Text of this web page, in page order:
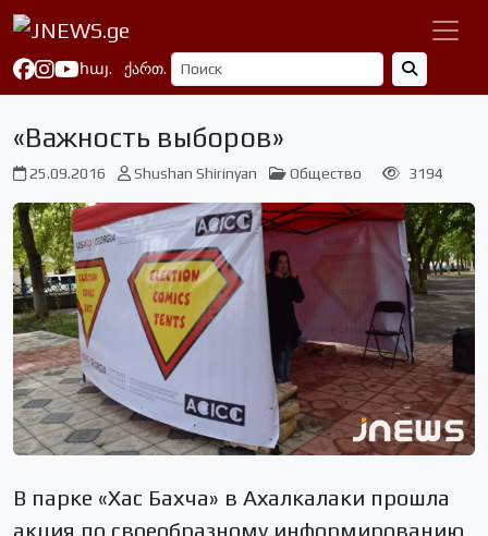
հայ. ქართ.
«Важность выборов»
25.09.2016 Shushan Shirinyan Общество 3194
В парке «Хас Бахча» в Ахалкалаки прошла
акция по своеобразному информированию